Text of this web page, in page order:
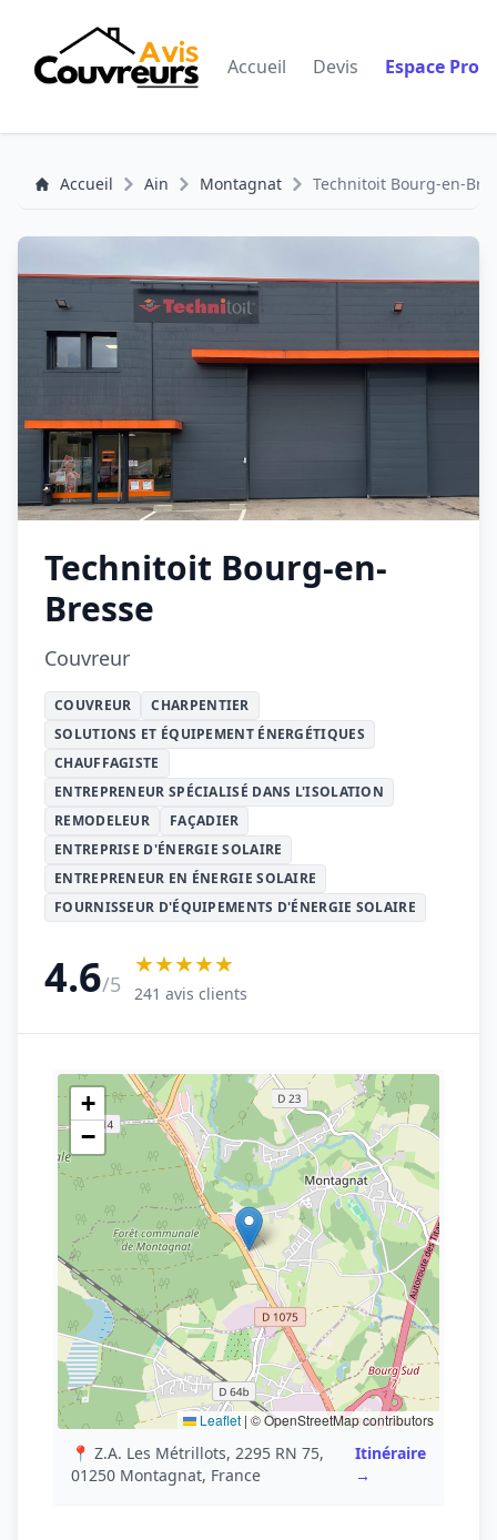
Accueil Devis Espace Pro
Accueil Ain Montagnat Technitoit Bourg-en-
Technitoit Bourg-en-
Bresse
Couvreur
COUVREUR
CHARPENTIER
SOLUTIONS ET ÉQUIPEMENT ÉNERGÉTIQUES
CHAUFFAGISTE
ENTREPRENEUR SPÉCIALISÉ DANS L'ISOLATION
REMODELEUR
FAÇADIER
ENTREPRISE D'ÉNERGIE SOLAIRE
ENTREPRENEUR EN ÉNERGIE SOLAIRE
FOURNISSEUR D'ÉQUIPEMENTS D'ÉNERGIE SOLAIRE
4.6/5
★★★★★
241 avis clients
+
−
Leaflet | © OpenStreetMap contributors
📍 Z.A. Les Métrillots, 2295 RN 75,
01250 Montagnat, France
Itinéraire
→